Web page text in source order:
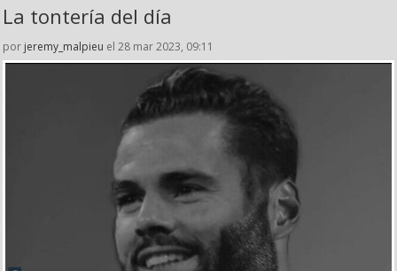
La tontería del día
por jeremy_malpieu el 28 mar 2023, 09:11